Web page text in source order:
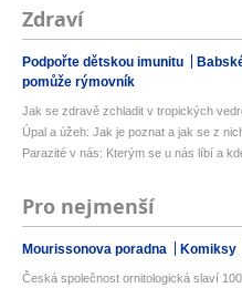
Zdraví
Podpořte dětskou imunitu
pomůže rýmovník
Jak se zdravě zchladit v tropických
Úpal a úžeh: Jak je poznat a jak se z
Parazité v nás: Kterým se u nás líbí a
Pro nejmenší
Mourissonova poradna Komiksy
Česká společnost ornitologická slaví